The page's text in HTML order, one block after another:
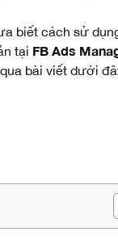
biết cách sử
tại FB Ads
bài viết dưới